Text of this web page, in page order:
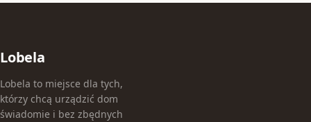
Lobela
Lobela to miejsce dla tych,
którzy chcą urządzić dom
świadomie i bez zbędnych